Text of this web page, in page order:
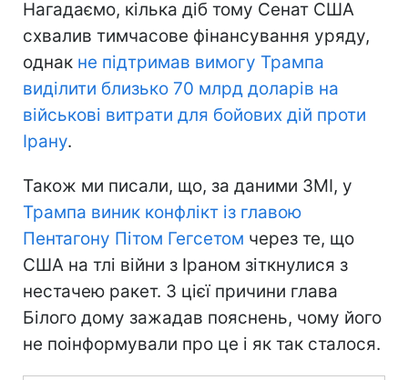
Нагадаємо, кілька діб тому Сенат США
схвалив тимчасове фінансування уряду,
однак не підтримав вимогу Трампа
виділити близько 70 млрд доларів на
військові витрати для бойових дій проти
Ірану.
Також ми писали, що, за даними ЗМІ, у
Трампа виник конфлікт із главою
Пентагону Пітом Гегсетом через те, що
США на тлі війни з Іраном зіткнулися з
нестачею ракет. З цієї причини глава
Білого дому зажадав пояснень, чому його
не поінформували про це і як так сталося.